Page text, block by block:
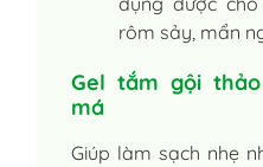
rôm sảy, mẩn
Gel tắm gội thảo
má
Giúp làm sạch nhẹ